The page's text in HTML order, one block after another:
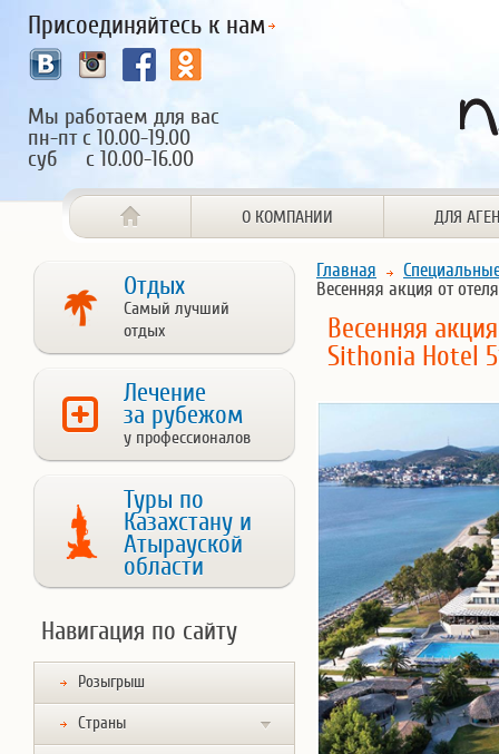
Присоединяйтесь к нам
Мы работаем для вас
пн-пт с 10.00-19.00
суб с 10.00-16.00
О КОМПАНИИ ДЛЯ
Отдых
Самый лучший
отдых
Лечение
за рубежом
у профессионалов
Туры по
Казахстану и
Атырауской
области
Навигация по сайту
Розыгрыш
Страны
Главная
Весенняя акция от
Весенняя
Sithonia Hotel